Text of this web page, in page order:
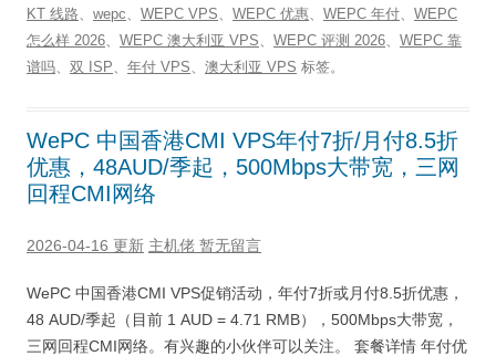
KT 线路、 wepc、 WEPC VPS、 WEPC 优惠、 WEPC 年付、 WEPC
怎么样 2026、 WEPC 澳大利亚 VPS、 WEPC 评测 2026、 WEPC 靠
谱吗、 双 ISP、 年付 VPS、 澳大利亚 VPS 标签。
WePC 中国香港CMI VPS年付7折/月付8.5折
优惠，48AUD/季起，500Mbps大带宽，三网
回程CMI网络
2026-04-16 更新 主机佬 暂无留言
WePC 中国香港CMI VPS促销活动，年付7折或月付8.5折优惠，
48 AUD/季起（目前 1 AUD = 4.71 RMB），500Mbps大带宽，
三网回程CMI网络。有兴趣的小伙伴可以关注。 套餐详情 年付优